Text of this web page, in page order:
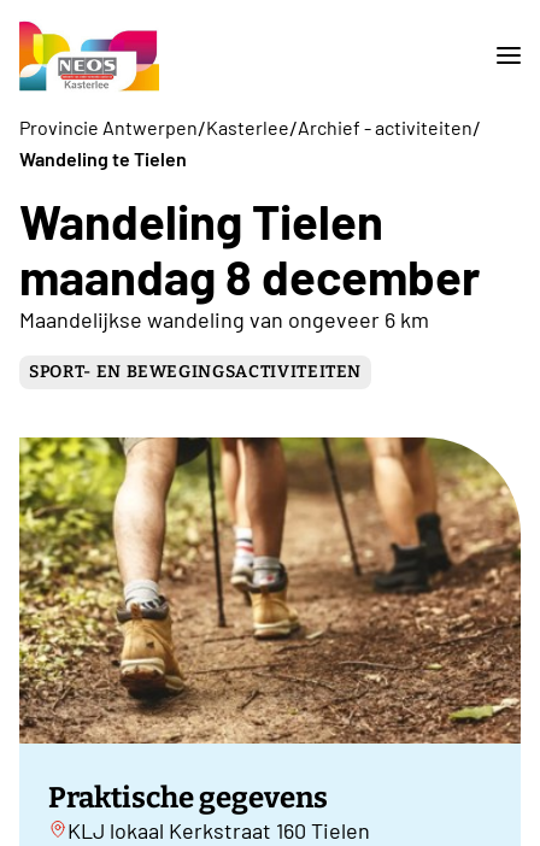
Provincie Antwerpen/Kasterlee/Archief - activiteiten/
Wandeling te Tielen
Wandeling Tielen
maandag 8 december
Maandelijkse wandeling van ongeveer 6 km
SPORT- EN BEWEGINGSACTIVITEITEN
Praktische gegevens
KLJ lokaal Kerkstraat 160 Tielen